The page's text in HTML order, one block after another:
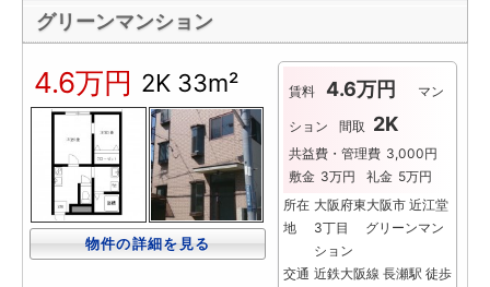
グリーンマンション
4.6万円 2K 33m²
物件の詳細を見る
賃料 4.6万円 マン
ション 間取 2K
共益費・管理費 3,000円
敷金 3万円 礼金 5万円
所在
地
大阪府東大阪市 近江堂
3丁目 グリーンマン
ション
交通 近鉄大阪線 長瀬駅 徒歩